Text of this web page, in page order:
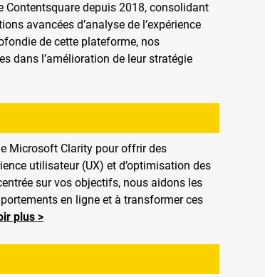
Contentsquare depuis 2018, consolidant
avancées d’analyse de l’expérience
de cette plateforme, nos
dans l’amélioration de leur stratégie
Microsoft Clarity pour offrir des
utilisateur (UX) et d’optimisation des
sur vos objectifs, nous aidons les
en ligne et à transformer ces
plus >